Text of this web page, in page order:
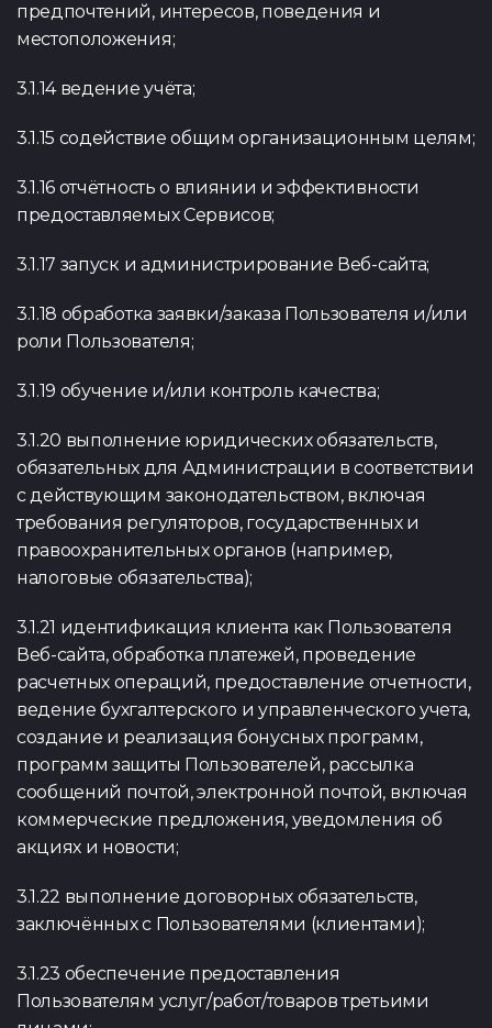
предпочтений, интересов, поведения и
местоположения;
3.1.14 ведение учёта;
3.1.15 содействие общим организационным целям;
3.1.16 отчётность о влиянии и эффективности
предоставляемых Сервисов;
3.1.17 запуск и администрирование Веб-сайта;
3.1.18 обработка заявки/заказа Пользователя и/или
роли Пользователя;
3.1.19 обучение и/или контроль качества;
3.1.20 выполнение юридических обязательств,
обязательных для Администрации в соответствии
с действующим законодательством, включая
требования регуляторов, государственных и
правоохранительных органов (например,
налоговые обязательства);
3.1.21 идентификация клиента как Пользователя
Веб-сайта, обработка платежей, проведение
расчетных операций, предоставление отчетности,
ведение бухгалтерского и управленческого учета,
создание и реализация бонусных программ,
программ защиты Пользователей, рассылка
сообщений почтой, электронной почтой, включая
коммерческие предложения, уведомления об
акциях и новости;
3.1.22 выполнение договорных обязательств,
заключённых с Пользователями (клиентами);
3.1.23 обеспечение предоставления
Пользователям услуг/работ/товаров третьими